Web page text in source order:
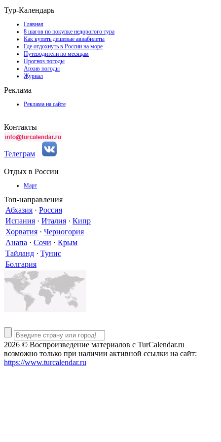
Тур-Календарь
Главная
8 шагов по покупке недорогого тура
Как купить дешевые авиабилеты
Где отдохнуть в России на море
Путеводители по месяцам
Прогноз погоды
Архив погоды
Журнал
Реклама
Реклама на сайте
Контакты
Телеграм
Отдых в России
Март
Топ-направления
Абхазия · Россия
Испания · Италия · Кипр
Хорватия · Черногория
Анапа · Сочи · Крым
Тайланд · Тунис
Болгария
2026 © Воспроизведение материалов c TurCalendar.ru
возможно только при наличии активной ссылки на сайт:
https://www.turcalendar.ru